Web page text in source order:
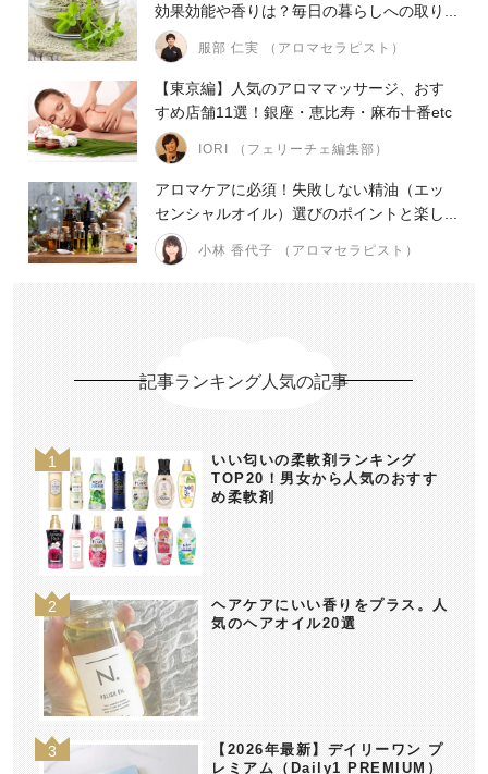
効果効能や香りは？毎日の暮らしへの取り...
服部 仁実 （アロマセラピスト）
【東京編】人気のアロママッサージ、おす
すめ店舗11選！銀座・恵比寿・麻布十番etc
IORI （フェリーチェ編集部）
アロマケアに必須！失敗しない精油（エッ
センシャルオイル）選びのポイントと楽し...
小林 香代子 （アロマセラピスト）
記事ランキング人気の記事
いい匂いの柔軟剤ランキング
TOP20！男女から人気のおすす
め柔軟剤
ヘアケアにいい香りをプラス。人
気のヘアオイル20選
【2026年最新】デイリーワン プ
レミアム（Daily1 PREMIUM）